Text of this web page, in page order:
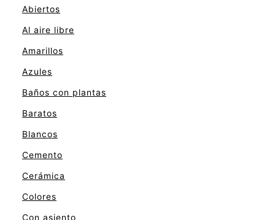
Abiertos
Al aire libre
Amarillos
Azules
Baños con plantas
Baratos
Blancos
Cemento
Cerámica
Colores
Con asiento